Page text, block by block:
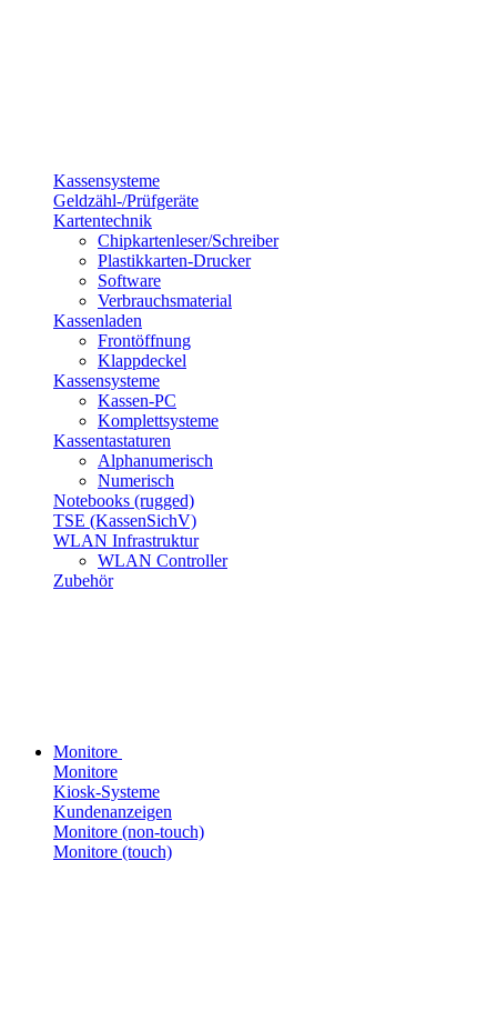
Kassensysteme
Geldzähl-/Prüfgeräte
Kartentechnik
Chipkartenleser/Schreiber
Plastikkarten-Drucker
Software
Verbrauchsmaterial
Kassenladen
Frontöffnung
Klappdeckel
Kassensysteme
Kassen-PC
Komplettsysteme
Kassentastaturen
Alphanumerisch
Numerisch
Notebooks (rugged)
TSE (KassenSichV)
WLAN Infrastruktur
WLAN Controller
Zubehör
Monitore
Monitore
Kiosk-Systeme
Kundenanzeigen
Monitore (non-touch)
Monitore (touch)